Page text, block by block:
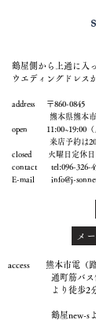
鶴屋側から上通に入
ウエディングドレス
address 〒860-0845
熊本県熊本市中央
open 11:00~19:00（
来店予約は20時
closed 火曜日定休日
contact tel:096-326-
E-mail info@j-
メ
access 熊本市電（路
通町筋バス停（
より徒歩2
鶴屋new-sよ